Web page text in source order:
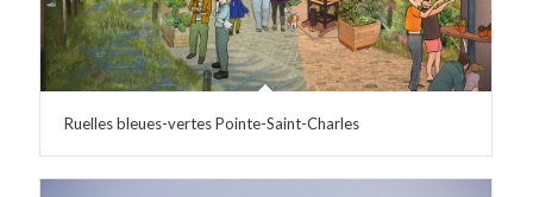
Ruelles bleues-vertes Pointe-Saint-Charles